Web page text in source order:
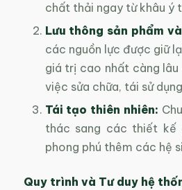
chất thải ngay từ khâu ý
Lưu thông sản phẩm
các nguồn lực được giữ
giá trị cao nhất càng
việc sửa chữa, tái sử
Tái tạo thiên nhiên:
thác sang các thiết kế
phong phú thêm các hệ
Quy trình và Tư duy hệ